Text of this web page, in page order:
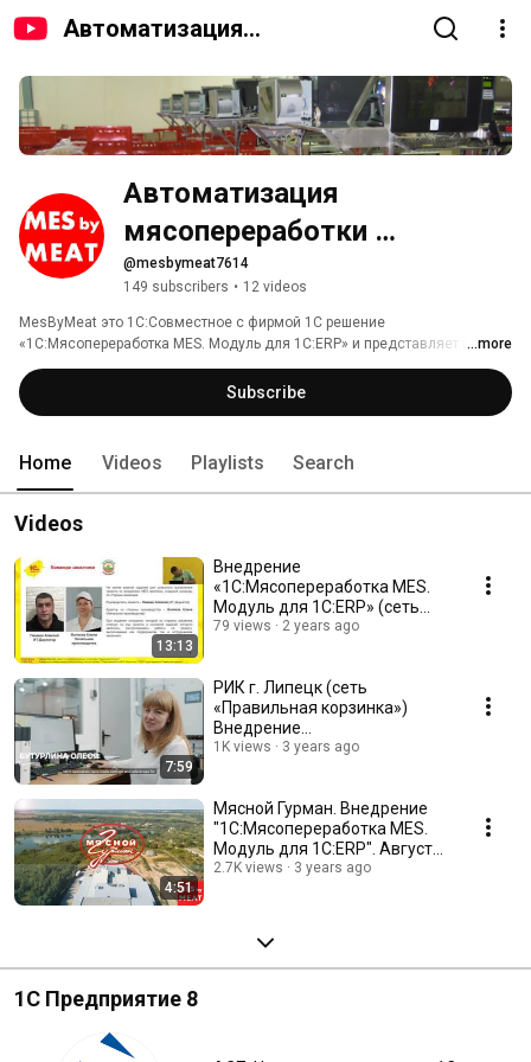
Автоматизация
Автоматизация
мясопереработки
(MESbyMeat)
@mesbymeat7614
149 subscribers • 12 videos
MesByMeat это 1C:Совместное с фирмой 1С решение
«1С:Мясопереработка MES. Модуль для 1С:ERP» и представляет из
себя систему автоматизированного управления производственными
процессами с учётом специфики мясной отрасли. Разработанная MES
система стала дружелюбным проводником между оперативными
встроенных возможностей, а дополняет их функциями, которые
требуют отражения производственных операций в режиме реального
времени.
...more
Subscribe
Home Videos Playlists Search
Videos
13:13
Внедрение
«1С:Мясопереработка MES.
Модуль для 1С:ERP» (сеть
«Правильная корзинка»)
79 views 2 years ago
7:59
РИК г. Липецк (сеть
«Правильная корзинка»)
Внедрение
"1С:Мясопереработка MES.
1K views 3 years ago
4:51
Мясной Гурман. Внедрение
"1С:Мясопереработка MES.
Модуль для 1С:ERP". Август
2022
2.7K views 3 years ago
1С Предприятие 8